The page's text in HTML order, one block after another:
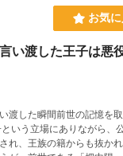
お気
い渡した王子は悪
渡した瞬間前世の記憶を
いう立場にありながら、
れ、王族の籍からも抜か